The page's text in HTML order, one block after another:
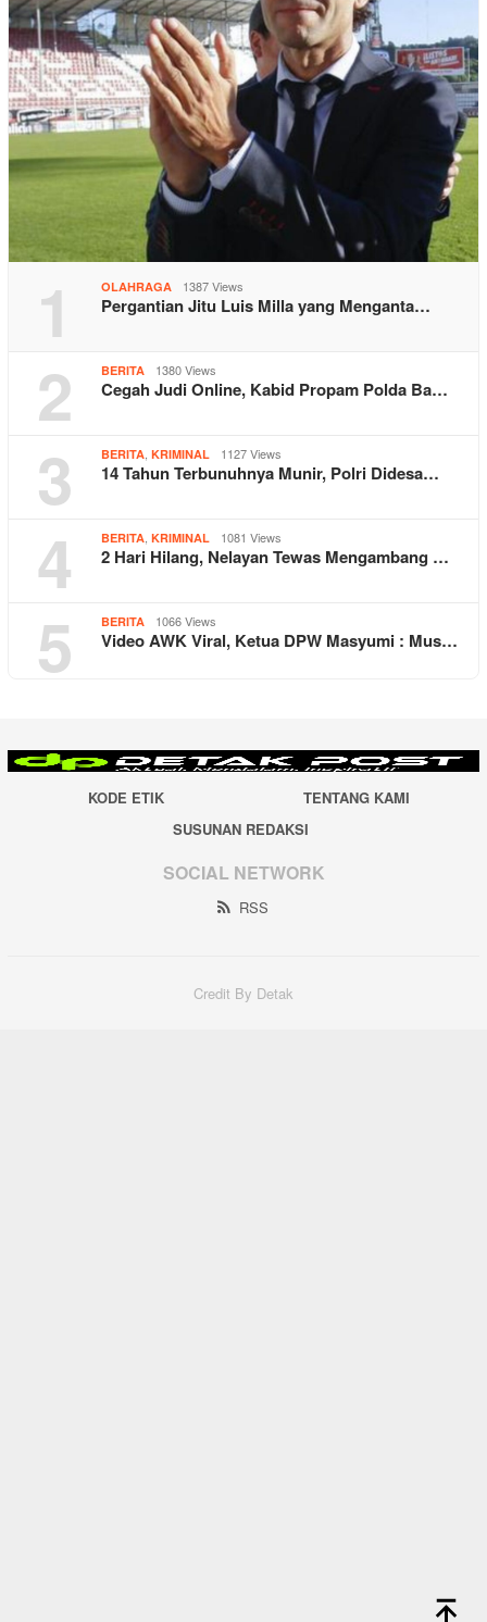
1 OLAHRAGA 1387 Views
Pergantian Jitu Luis Milla yang Menganta…
2 BERITA 1380 Views
Cegah Judi Online, Kabid Propam Polda Ba…
3 BERITA KRIMINAL 1127 Views
14 Tahun Terbunuhnya Munir, Polri Didesa…
4 BERITA KRIMINAL 1081 Views
2 Hari Hilang, Nelayan Tewas Mengambang …
5 BERITA 1066 Views
Video AWK Viral, Ketua DPW Masyumi : Mus…
KODE ETIK
TENTANG KAMI
SUSUNAN REDAKSI
SOCIAL NETWORK
RSS
Credit By Detak